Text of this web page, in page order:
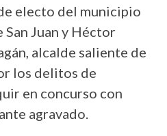
electo del municipio
Juan y Héctor
alcalde saliente de
los delitos de
en concurso con
agravado.